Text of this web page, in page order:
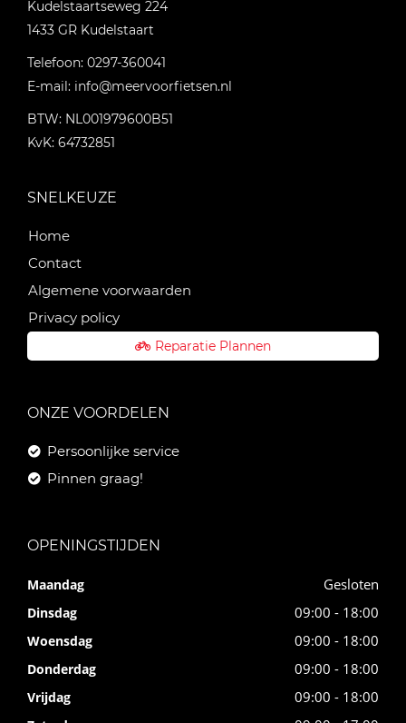
Kudelstaartseweg 224
1433 GR Kudelstaart
Telefoon: 0297-360041
E-mail: info@meervoorfietsen.nl
BTW: NL001979600B51
KvK: 64732851
SNELKEUZE
Home
Contact
Algemene voorwaarden
Privacy policy
Reparatie Plannen
ONZE VOORDELEN
Persoonlijke service
Pinnen graag!
OPENINGSTIJDEN
Maandag Gesloten
Dinsdag 09:00 - 18:00
Woensdag 09:00 - 18:00
Donderdag 09:00 - 18:00
Vrijdag 09:00 - 18:00